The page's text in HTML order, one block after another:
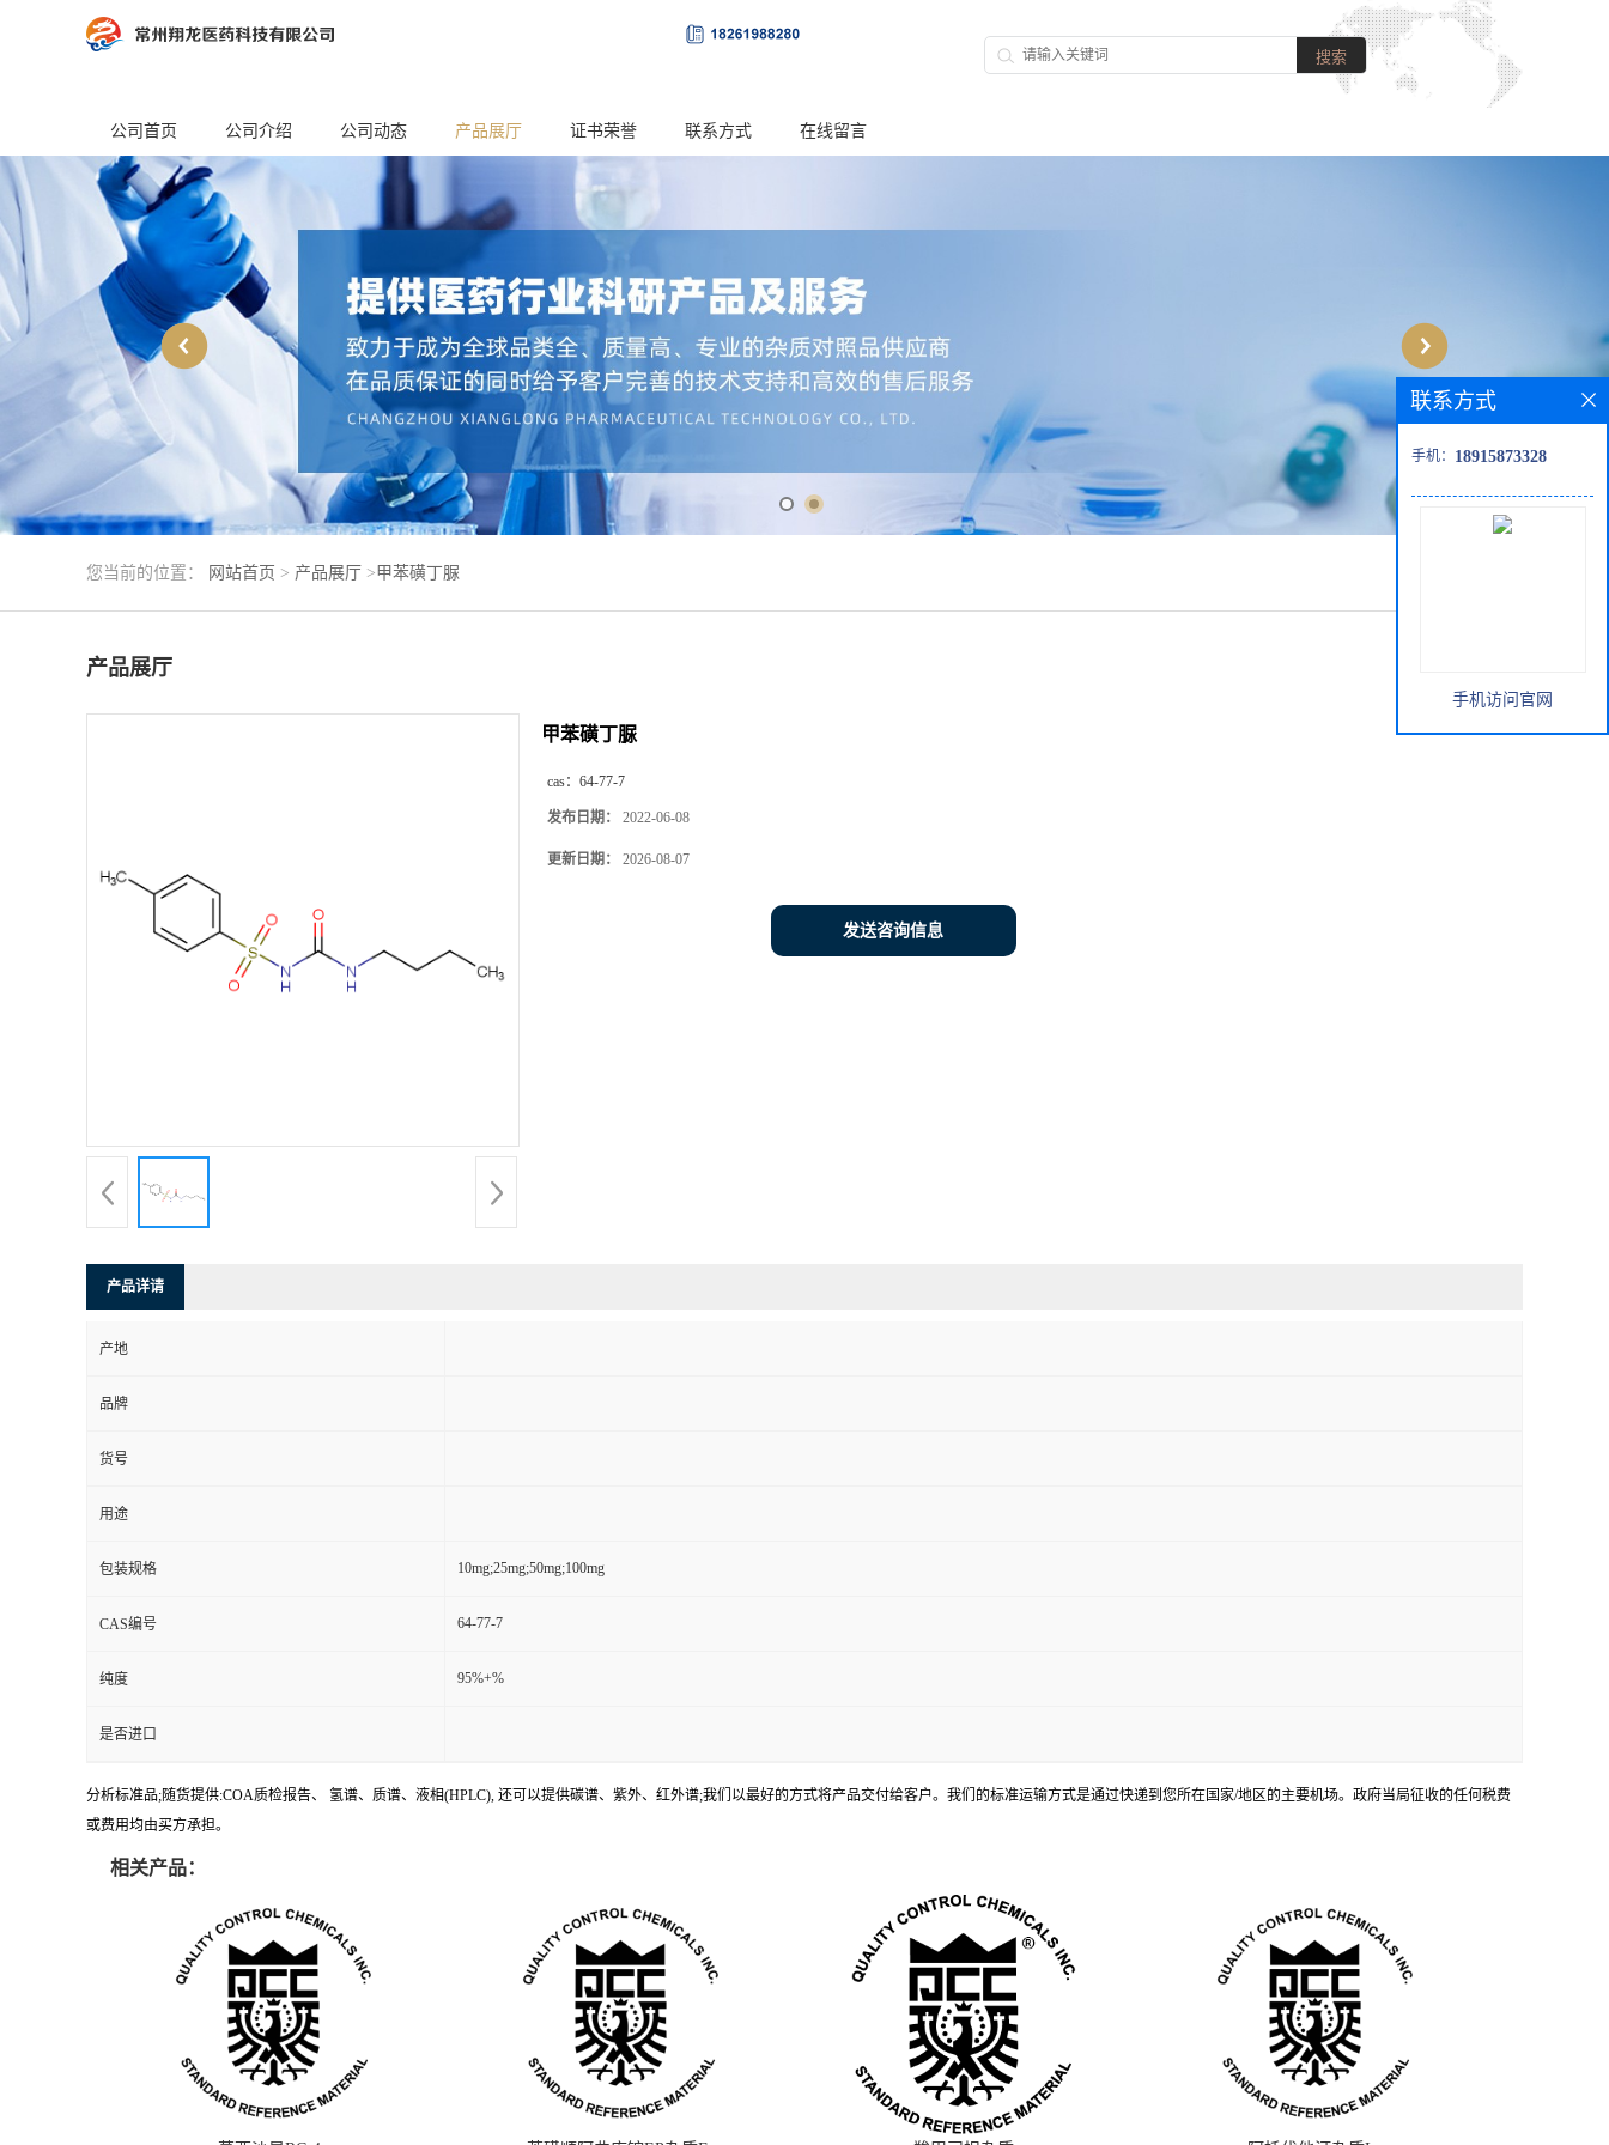
公司首页 公司介绍 公司动态 产品展厅 证书荣誉 联系方式 在线留言
您当前的位置： 网站首页 > 产品展厅 >甲苯磺丁脲
产品展厅
甲苯磺丁脲
cas： 64-77-7
发布日期： 2022-06-08
更新日期： 2026-08-07
发送咨询信息
产品详请
产地
品牌
货号
用途
包装规格 10mg;25mg;50mg;100mg
CAS编号 64-77-7
纯度 95%+%
是否进口
分析标准品;随货提供:COA质检报告、 氢谱、质谱、液相(HPLC), 还可以提供碳谱、紫外、红外谱;我们以最好的方式将产品交付给客户。我们的标准运输方式是通过快递到您所在国家/地区的主要机场。政府当局征收的任何税费
或费用均由买方承担。
相关产品：
联系方式
手机： 18915873328
手机访问官网